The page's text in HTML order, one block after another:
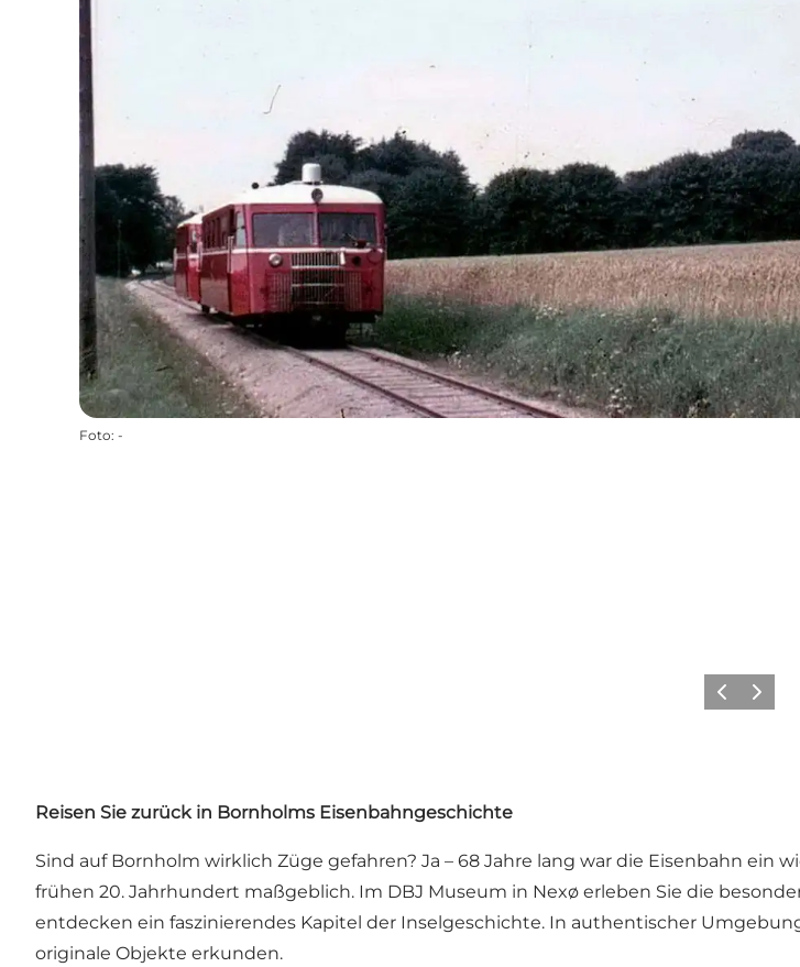
Foto: -
ZurückWeiter
Reisen Sie zurück in Bornholms Eisenbahngeschichte
Sind auf Bornholm wirklich Züge gefahren? Ja – 68 Jahre lang war die Eisenbahn
frühen 20. Jahrhundert maßgeblich. Im DBJ Museum in Nexø erleben Sie die
entdecken ein faszinierendes Kapitel der Inselgeschichte. In authentischer
originale Objekte erkunden.